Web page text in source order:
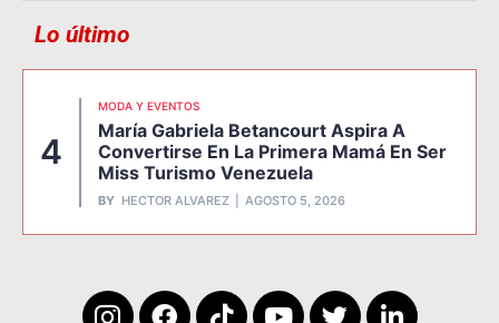
Lo último
4
MODA Y EVENTOS
María Gabriela Betancourt Aspira A
Convertirse En La Primera Mamá En Ser
Miss Turismo Venezuela
BY HECTOR ALVAREZ AGOSTO 5, 2026